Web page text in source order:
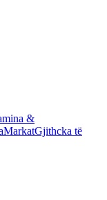
&
MarkatGjithcka të